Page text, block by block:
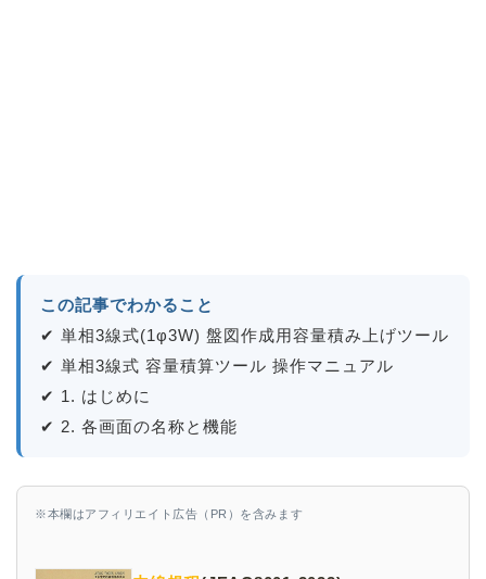
この記事でわかること
✔ 単相3線式(1φ3W) 盤図作成用容量積み上げツール
✔ 単相3線式 容量積算ツール 操作マニュアル
✔ 1. はじめに
✔ 2. 各画面の名称と機能
※本欄はアフィリエイト広告（PR）を含みます